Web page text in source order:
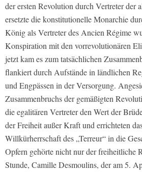
der ersten Revolution durch Vertreter der
ersetzte die konstitutionelle Monarchie
König als Vertreter des Ancien Régime
Konspiration mit den vorrevolutionären
jetzt kam es zum tatsächlichen
flankiert durch Aufstände in ländlichen
und Engpässen in der Versorgung.
Zusammenbruchs der gemäßigten
die egalitären Vertreter den Wert der
der Freiheit außer Kraft und errichteten
Willkürherrschaft des „Terreur“ in die
Opfern gehörte nicht nur der freiheitliche
Stunde, Camille Desmoulins, der am 5.